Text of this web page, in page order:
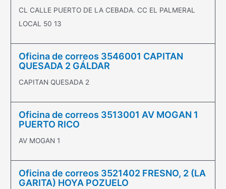
CL CALLE PUERTO DE LA CEBADA. CC EL PALMERAL
LOCAL 50 13
Oficina de correos 3546001 CAPITAN
QUESADA 2 GÁLDAR
CAPITAN QUESADA 2
Oficina de correos 3513001 AV MOGAN 1
PUERTO RICO
AV MOGAN 1
Oficina de correos 3521402 FRESNO, 2 (LA
GARITA) HOYA POZUELO